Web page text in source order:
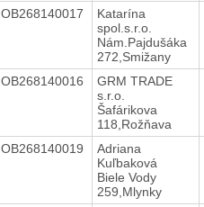
OB268140017
Katarína
spol.s.r.o.
Nám.Pajdušáka
272,Smižany
OB268140016
GRM TRADE
s.r.o.
Šafárikova
118,Rožňava
OB268140019
Adriana
Kuľbaková
Biele Vody
259,Mlynky